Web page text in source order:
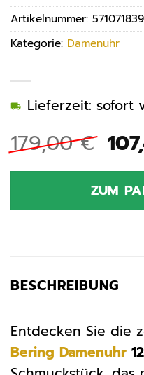
179,00€
Preis
Lieferzeit: sofort
ZUM
Artikelnummer:
Kategorie: Damenuhr
BESCHREIBUNG
Entdecken Sie die
Bering Damenuhr